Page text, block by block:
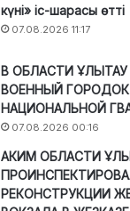
күні» іс-шарасы өтті
07.08.2026 11:17
В ОБЛАСТИ
ВОЕННЫЙ
НАЦИОНАЛЬНОЙ
07.08.2026 00:16
АКИМ ОБЛАСТИ
РЕКОНСТРУКЦИИ